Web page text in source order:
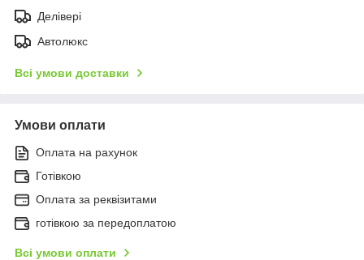
Делівері
Автолюкс
Всі умови доставки
Умови оплати
Оплата на рахунок
Готівкою
Оплата за реквізитами
готівкою за передоплатою
Всі умови оплати